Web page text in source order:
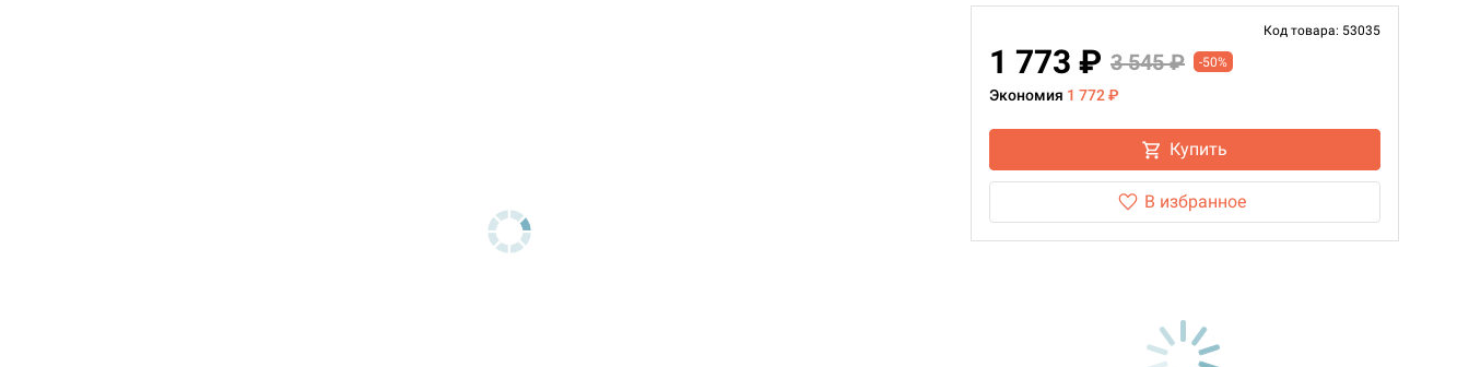
Код товара: 53035
1 773 ₽ 3 545 ₽ -50%
Экономия 1 772 ₽
Купить
В избранное